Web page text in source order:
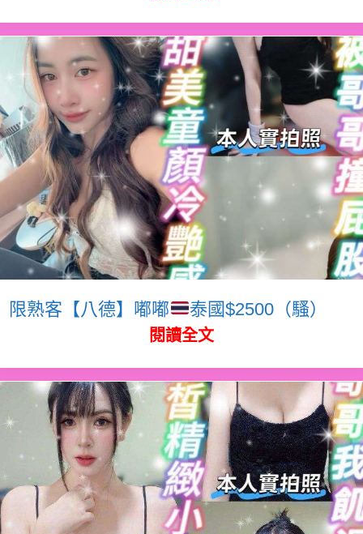
限熟客【八德】嘟嘟 泰國$2500（騷）
閱讀全文